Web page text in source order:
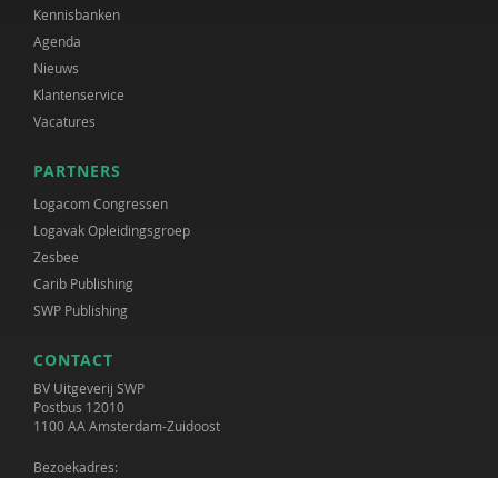
Kennisbanken
Agenda
Nieuws
Klantenservice
Vacatures
PARTNERS
Logacom Congressen
Logavak Opleidingsgroep
Zesbee
Carib Publishing
SWP Publishing
CONTACT
BV Uitgeverij SWP
Postbus 12010
1100 AA Amsterdam-Zuidoost
Bezoekadres: